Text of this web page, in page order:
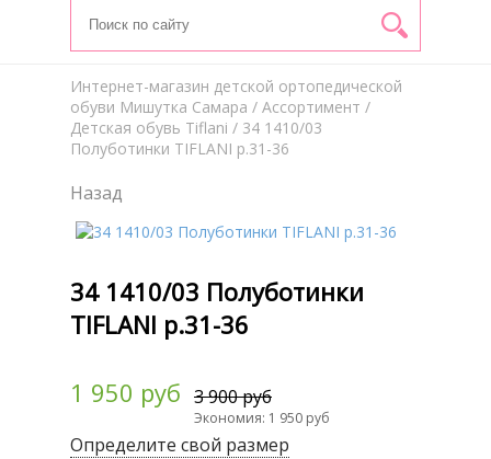
Интернет-магазин детской ортопедической
обуви Мишутка Самара / Aссортимент /
Детская обувь Tiflani / 34 1410/03
Полуботинки TIFLANI р.31-36
Назад
34 1410/03 Полуботинки
TIFLANI р.31-36
1 950 руб 3 900 руб
Экономия: 1 950 руб
Определите свой размер